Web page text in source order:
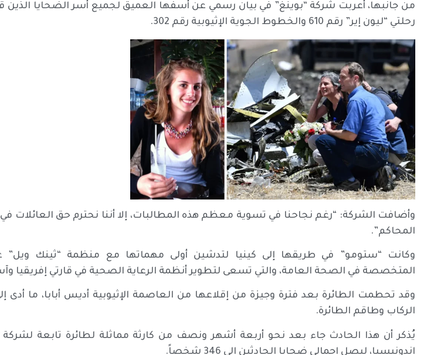
من جانبها، أعربت شركة “بوينغ” في بيان رسمي عن أسفها العميق لجميع أسر الضحايا
رحلتي “ليون إير” رقم 610 والخطوط الجوية الإثيوبية رقم 302.
وأضافت الشركة: “رغم نجاحنا في تسوية معظم هذه المطالبات، إلا أننا نحترم حق العائلات
المحاكم”.
وكانت “ستومو” في طريقها إلى كينيا لتدشين أولى مهماتها مع منظمة “ثينك ويل”
المتخصصة في الصحة العامة، والتي تسعى لتطوير أنظمة الرعاية الصحية في قارتي إفريقيا
وقد تحطمت الطائرة بعد فترة وجيزة من إقلاعها من العاصمة الإثيوبية أديس أبابا، ما أدى
الركاب وطاقم الطائرة.
يُذكر أن هذا الحادث جاء بعد نحو أربعة أشهر ونصف من كارثة مماثلة لطائرة تابعة لشركة
إندونيسيا، ليصل إجمالي ضحايا الحادثين إلى 346 شخصاً.